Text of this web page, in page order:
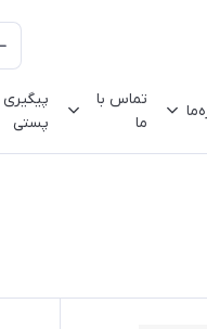
تماس با
ما
پستی